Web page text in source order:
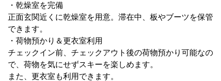
・乾燥室を完備
正面玄関近くに乾燥室を用意。滞在中、板やブーツを保管
できます。
・荷物預かり＆更衣室利用
チェックイン前、チェックアウト後の荷物預かり可能なの
で、荷物を気にせずスキーを楽しめます。
また、更衣室も利用できます。